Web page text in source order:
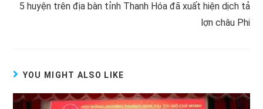
5 huyện trên địa bàn tỉnh Thanh Hóa đã xuất hiện dịch tả
lợn châu Phi
YOU MIGHT ALSO LIKE